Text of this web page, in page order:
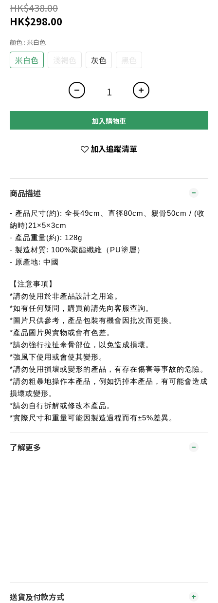
HK$438.00
HK$298.00
顏色 : 米白色
米白色 淺褐色 灰色 黑色
加入購物車
加入追蹤清單
商品描述
- 產品尺寸(約): 全長49cm、直徑80cm、親骨50cm / (收
納時)21×5×3cm
- 產品重量(約): 128g
- 製造材質: 100%聚酯纖維（PU塗層）
- 原產地: 中國
【注意事項】
*請勿使用於非產品設計之用途。
*如有任何疑問，購買前請先向客服查詢。
*圖片只供參考，產品包裝有機會因批次而更換。
*產品圖片與實物或會有色差。
*請勿強行拉扯傘骨部位，以免造成損壞。
*強風下使用或會使其變形。
*請勿使用損壞或變形的產品，有存在傷害等事故的危險。
*請勿粗暴地操作本產品，例如扔掉本產品，有可能會造成
損壞或變形。
*請勿自行拆解或修改本產品。
*實際尺寸和重量可能因製造過程而有±5%差異。
了解更多
送貨及付款方式